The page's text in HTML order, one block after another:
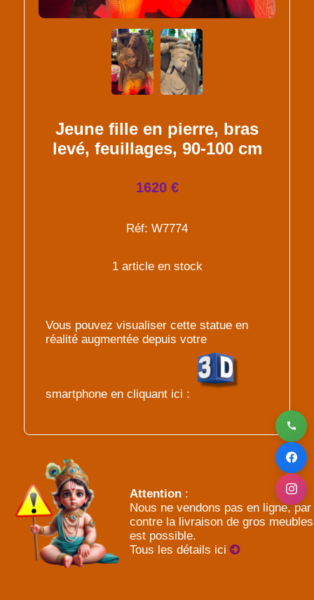
Jeune fille en pierre, bras
levé, feuillages, 90-100 cm
1620 €
Réf: W7774
1 article en stock
Vous pouvez visualiser cette statue en
réalité augmentée depuis votre
smartphone en cliquant ici :
Attention :
Nous ne vendons pas en ligne, par
contre la livraison de gros meubles
est possible.
Tous les détails ici